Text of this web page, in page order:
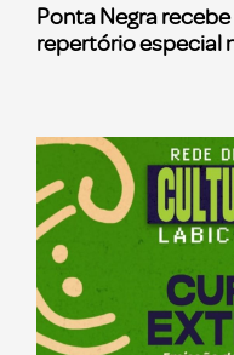
Ponta Negra
repertório especial